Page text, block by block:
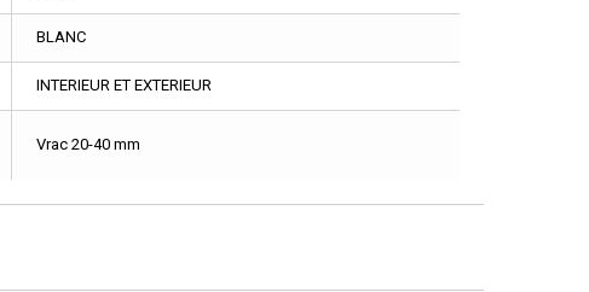
BLANC
INTERIEUR ET EXTERIEUR
Vrac 20-40 mm